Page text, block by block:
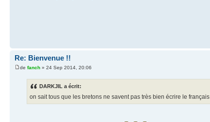
Re: Bienvenue !!
de fanch » 24 Sep 2014, 20:06
DARKJIL a écrit:
on sait tous que les bretons ne savent pas très bien écrire le français